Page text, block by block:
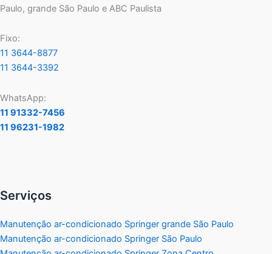
Paulo, grande São Paulo e ABC Paulista
Fixo:
11 3644-8877
11 3644-3392
WhatsApp:
11 91332-7456
11 96231-1982
Serviços
Manutenção ar-condicionado Springer grande São Paulo
Manutenção ar-condicionado Springer São Paulo